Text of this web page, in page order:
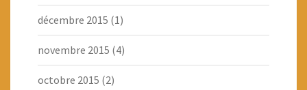
décembre 2015 (1)
novembre 2015 (4)
octobre 2015 (2)